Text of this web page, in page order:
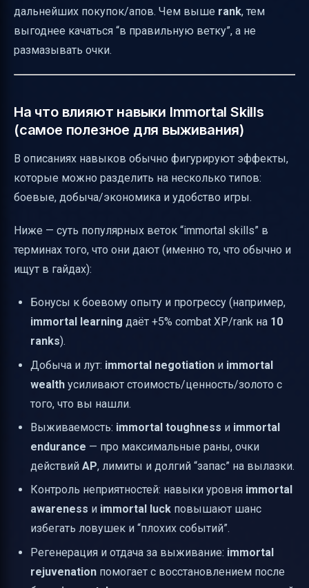
дальнейших покупок/апов. Чем выше rank, тем
выгоднее качаться “в правильную ветку”, а не
размазывать очки.
На что влияют навыки Immortal Skills
(самое полезное для выживания)
В описаниях навыков обычно фигурируют эффекты,
которые можно разделить на несколько типов:
боевые, добыча/экономика и удобство игры.
Ниже — суть популярных веток “immortal skills” в
терминах того, что они дают (именно то, что обычно и
ищут в гайдах):
Бонусы к боевому опыту и прогрессу (например,
immortal learning даёт +5% combat XP/rank на 10
ranks).
Добыча и лут: immortal negotiation и immortal
wealth усиливают стоимость/ценность/золото с
того, что вы нашли.
Выживаемость: immortal toughness и immortal
endurance — про максимальные раны, очки
действий AP, лимиты и долгий “запас” на вылазки.
Контроль неприятностей: навыки уровня immortal
awareness и immortal luck повышают шанс
избегать ловушек и “плохих событий”.
Регенерация и отдача за выживание: immortal
rejuvenation помогает с восстановлением после